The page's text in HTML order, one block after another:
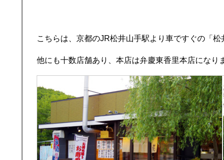
こちらは、京都のJR松井山手駅より車ですぐの「松
他にも十数店舗あり、本店は弁慶東香里本店になり